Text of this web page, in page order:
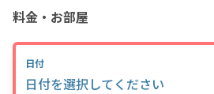
料金・お部屋
日付
日付を選択してください